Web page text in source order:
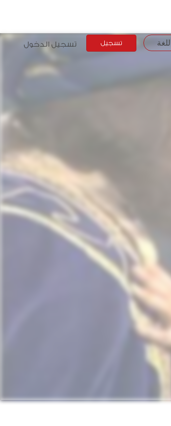
اللغة تسجيل تسجيل الدخول